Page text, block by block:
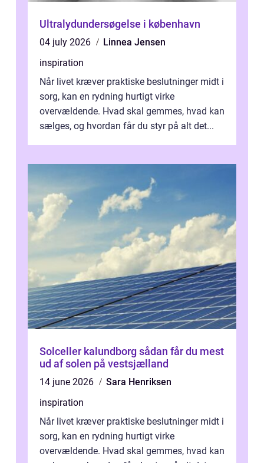
Ultralydundersøgelse i københavn
04 july 2026
Linnea Jensen
inspiration
Når livet kræver praktiske beslutninger midt i
sorg, kan en rydning hurtigt virke
overvældende. Hvad skal gemmes, hvad kan
sælges, og hvordan får du styr på alt det...
Solceller kalundborg sådan får du mest
ud af solen på vestsjælland
14 june 2026
Sara Henriksen
inspiration
Når livet kræver praktiske beslutninger midt i
sorg, kan en rydning hurtigt virke
overvældende. Hvad skal gemmes, hvad kan